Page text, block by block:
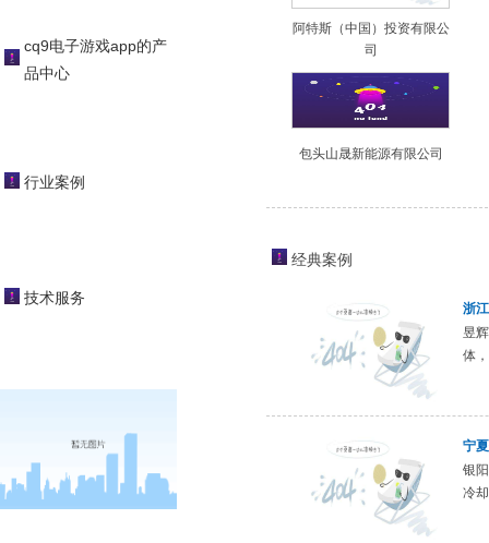
cq9电子游戏app的产
品中心
行业案例
技术服务
阿特斯（中国）投资有限公
司
包头山晟新能源有限公司
经典案例
浙
昱
体
宁
银
冷